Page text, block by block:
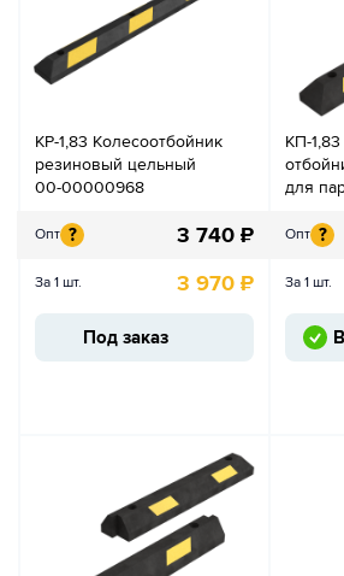
КР-1,83 Колесоотбойник
резиновый цельный
00-00000968
Опт ? 3 740 ₽
За 1 шт. 3 970 ₽
Под заказ
КП-
для
Опт ?
За 1 шт.